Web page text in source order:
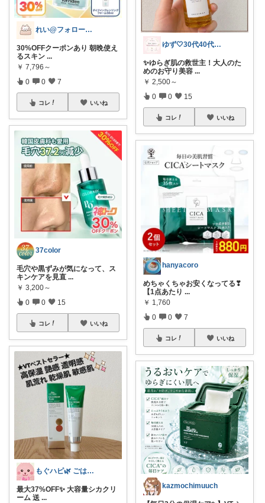
れい@フォロー＆経由購入感謝です♪
30%OFFクーポンあり 朝晩使え
るスキン ...
￥ 7,796～
0 0 7
コレ いいね
37color
毛穴や黒ずみが気になって、ス
キンケアを見直 ...
￥ 3,200～
0 0 15
コレ いいね
もぐハピ🌿 ごはんのお供ROOM
最大37%OFF✨ 大容量シカクリ
ーム 送 ...
ゆず🤍30代40代の肌悩み解決美容🍀
✨ゆらぎ肌の救世主！大人のた
めのお守り美容 ...
￥ 2,500～
0 0 15
コレ いいね
hanyacoro
めちゃくちゃお安くなってる❣
【1点あたり ...
￥ 1,760
0 0 7
コレ いいね
kazmochimuuch